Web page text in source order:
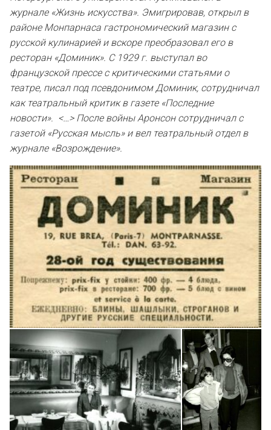
журнале «Жизнь искусства». Эмигрировав, открыл в
районе Монпарнаса гастрономический магазин с
русской кулинарией и вскоре преобразовал его в
ресторан «Доминик». С 1929 г. выступал во
французской прессе с критическими статьями о
театре, писал под псевдонимом Доминик, сотрудничал
как театральный критик в газете «Последние
новости». <…> После войны Аронсон сотрудничал с
газетой «Русская мысль» и вел театральный отдел в
журнале «Возрождение».